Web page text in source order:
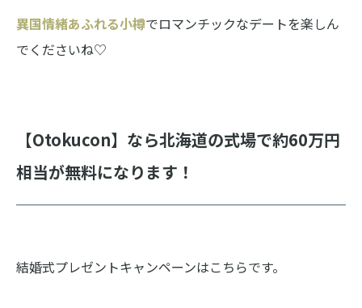
異国情緒あふれる小樽でロマンチックなデートを楽しん
でくださいね♡
【Otokucon】なら北海道の式場で約60万円
相当が無料になります！
結婚式プレゼントキャンペーンはこちらです。